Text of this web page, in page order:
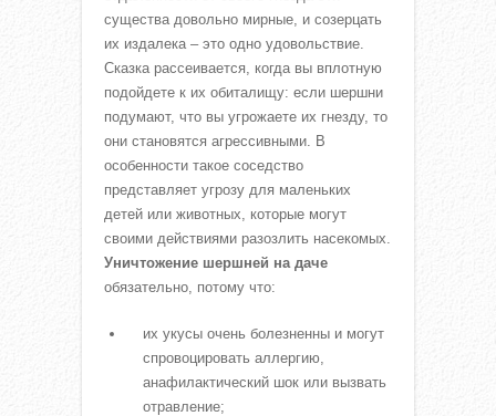
существа довольно мирные, и созерцать
их издалека – это одно удовольствие.
Сказка рассеивается, когда вы вплотную
подойдете к их обиталищу: если шершни
подумают, что вы угрожаете их гнезду, то
они становятся агрессивными. В
особенности такое соседство
представляет угрозу для маленьких
детей или животных, которые могут
своими действиями разозлить насекомых.
Уничтожение шершней на даче
обязательно, потому что:
их укусы очень болезненны и могут
спровоцировать аллергию,
анафилактический шок или вызвать
отравление;